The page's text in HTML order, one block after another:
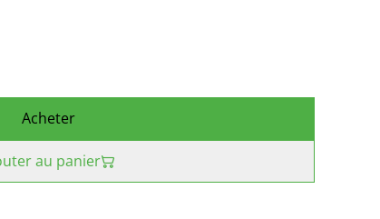
Acheter
au panier